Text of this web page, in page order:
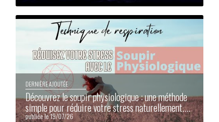
DERNIÈRE AJOUTÉE
Découvrez le soupir physiologique : une méthode
simple pour réduire votre stress naturellement....
publiée le 19/07/26